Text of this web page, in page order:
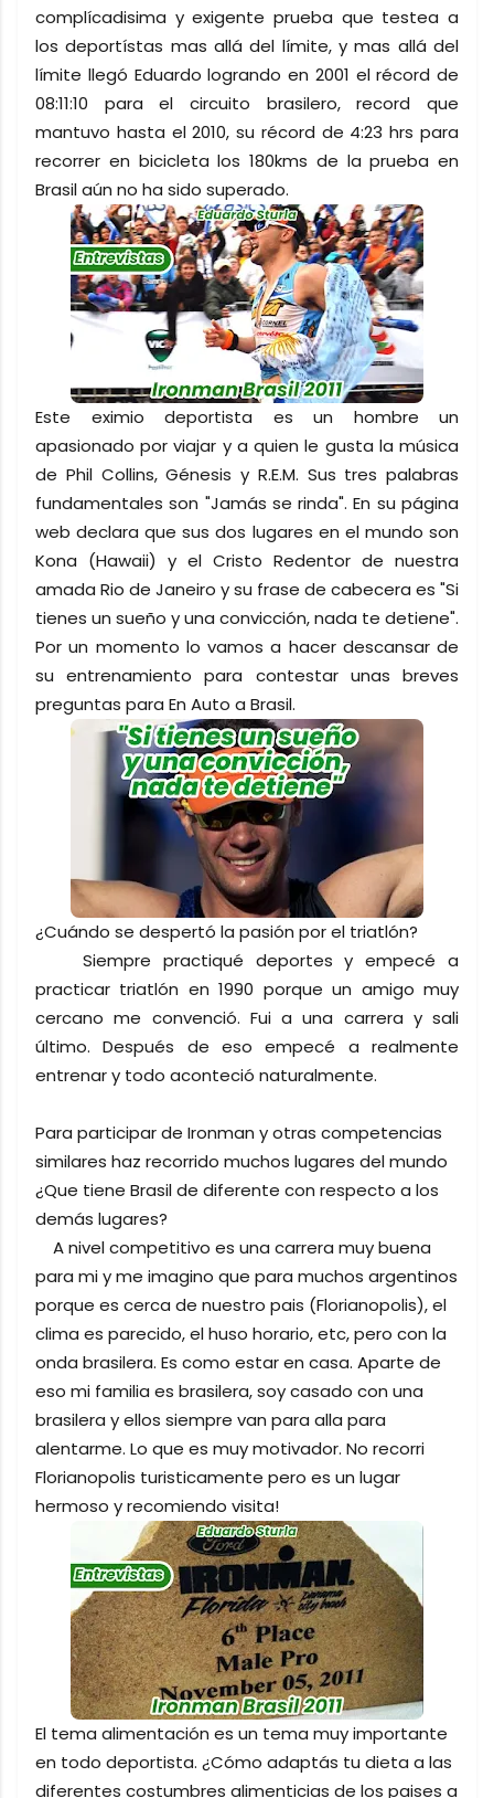
complícadisima y exigente prueba que testea a
los deportístas mas allá del límite, y mas allá del
límite llegó Eduardo logrando en 2001 el récord de
08:11:10 para el circuito brasilero, record que
mantuvo hasta el 2010, su récord de 4:23 hrs para
recorrer en bicicleta los 180kms de la prueba en
Brasil aún no ha sido superado.
Este eximio deportista es un hombre un
apasionado por viajar y a quien le gusta la música
de Phil Collins, Génesis y R.E.M. Sus tres palabras
fundamentales son "Jamás se rinda". En su página
web declara que sus dos lugares en el mundo son
Kona (Hawaii) y el Cristo Redentor de nuestra
amada Rio de Janeiro y su frase de cabecera es "Si
tienes un sueño y una convicción, nada te detiene".
Por un momento lo vamos a hacer descansar de
su entrenamiento para contestar unas breves
preguntas para En Auto a Brasil.
¿Cuándo se despertó la pasión por el triatlón?
Siempre practiqué deportes y empecé a
practicar triatlón en 1990 porque un amigo muy
cercano me convenció. Fui a una carrera y sali
último. Después de eso empecé a realmente
entrenar y todo aconteció naturalmente.
Para participar de Ironman y otras competencias
similares haz recorrido muchos lugares del mundo
¿Que tiene Brasil de diferente con respecto a los
demás lugares?
A nivel competitivo es una carrera muy buena
para mi y me imagino que para muchos argentinos
porque es cerca de nuestro pais (Florianopolis), el
clima es parecido, el huso horario, etc, pero con la
onda brasilera. Es como estar en casa. Aparte de
eso mi familia es brasilera, soy casado con una
brasilera y ellos siempre van para alla para
alentarme. Lo que es muy motivador. No recorri
Florianopolis turisticamente pero es un lugar
hermoso y recomiendo visita!
El tema alimentación es un tema muy importante
en todo deportista. ¿Cómo adaptás tu dieta a las
diferentes costumbres alimenticias de los paises a